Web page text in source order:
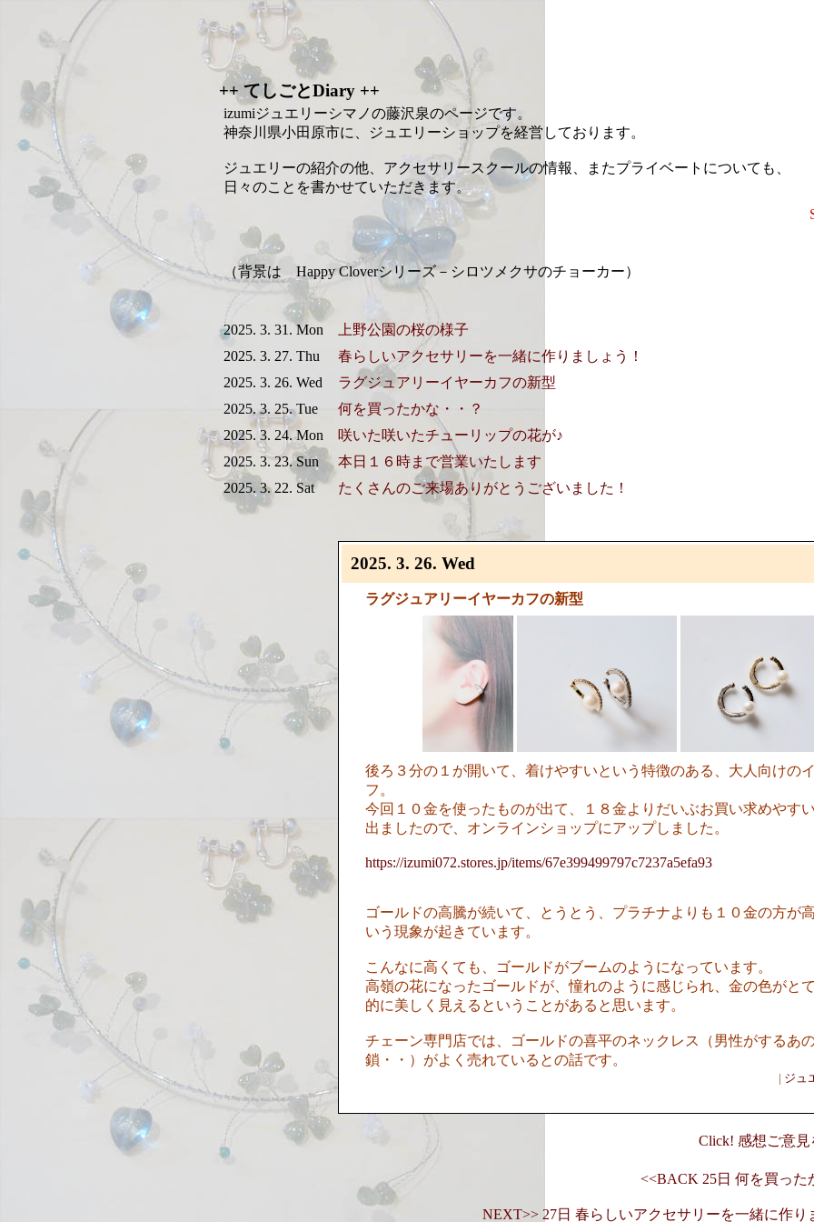
++ てしごとDiary ++
izumiジュエリーシマノの藤沢泉のページです。
神奈川県小田原市に、ジュエリーショップを経営しております。
ジュエリーの紹介の他、アクセサリースクールの情報、またプライベートについても、
日々のことを書かせていただきます。
（背景は Happy Cloverシリーズ－シロツメクサのチョーカー）
2025. 3. 31. Mon
上野公園の桜の様子
2025. 3. 27. Thu
春らしいアクセサリーを一緒に作りましょう！
2025. 3. 26. Wed
ラグジュアリーイヤーカフの新型
2025. 3. 25. Tue
何を買ったかな・・？
2025. 3. 24. Mon
咲いた咲いたチューリップの花が♪
2025. 3. 23. Sun
本日１６時まで営業いたします
2025. 3. 22. Sat
たくさんのご来場ありがとうございました！
2025. 3. 26. Wed
ラグジュアリーイヤーカフの新型
後ろ３分の１が開いて、着けやすいという特徴のある、大人向けの
フ。
今回１０金を使ったものが出て、１８金よりだいぶお買い求めやす
出ましたので、オンラインショップにアップしました。
https://izumi072.stores.jp/items/67e399499797c7237a5efa93
ゴールドの高騰が続いて、とうとう、プラチナよりも１０金の方が
いう現象が起きています。
こんなに高くても、ゴールドがブームのようになっています。
高嶺の花になったゴールドが、憧れのように感じられ、金の色がと
的に美しく見えるということがあると思います。
チェーン専門店では、ゴールドの喜平のネックレス（男性がするあ
鎖・・）がよく売れているとの話です。
| ジュ
Click! 感想ご意見
<<BACK 25日 何を買った
NEXT>> 27日 春らしいアクセサリーを一緒に作り